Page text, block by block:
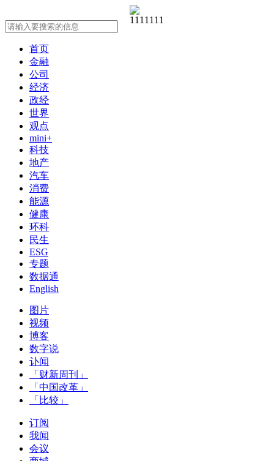
首页
金融
公司
经济
政经
世界
观点
mini+
科技
地产
汽车
消费
能源
健康
环科
民生
ESG
专题
数据通
English
图片
视频
博客
数字说
讣闻
「财新周刊」
「中国改革」
「比较」
订阅
我闻
会议